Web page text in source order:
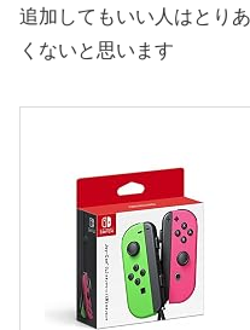
追加してもいい人はとり
くないと思います